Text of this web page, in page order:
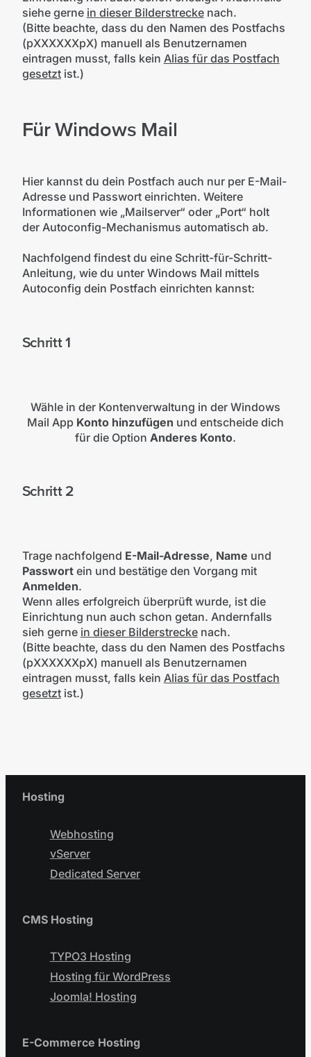
siehe gerne in dieser Bilderstreckenach.
(Bitte beachte, dass du den Namen des Postfachs
(pXXXXXXpX) manuell als Benutzernamen
eintragen musst, falls kein Alias für das Postfach
gesetztist.)
Für Windows Mail
Hier kannst du dein Postfach auch nur per E-Mail-
Adresse und Passwort einrichten. Weitere
Informationen wie „Mailserver“ oder „Port“ holt
der Autoconfig-Mechanismus automatisch ab.
Nachfolgend findest du eine Schritt-für-Schritt-
Anleitung, wie du unter Windows Mail mittels
Autoconfig dein Postfach einrichten kannst:
Schritt 1
Wähle in der Kontenverwaltung in der Windows
Mail App Konto hinzufügen und entscheide dich
für die Option Anderes Konto.
Schritt 2
Trage nachfolgend E-Mail-Adresse, Name und
Passwort ein und bestätige den Vorgang mit
Anmelden.
Wenn alles erfolgreich überprüft wurde, ist die
Einrichtung nun auch schon getan. Andernfalls
sieh gerne in dieser Bilderstreckenach.
(Bitte beachte, dass du den Namen des Postfachs
(pXXXXXXpX) manuell als Benutzernamen
eintragen musst, falls kein Alias für das Postfach
gesetztist.)
Hosting
Webhosting
vServer
Dedicated Server
CMS Hosting
TYPO3 Hosting
Hosting für WordPress
Joomla! Hosting
E-Commerce Hosting